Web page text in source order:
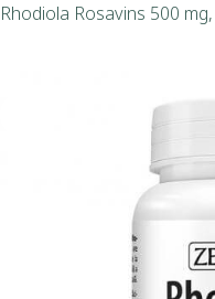
Rhodiola Rosavins 500